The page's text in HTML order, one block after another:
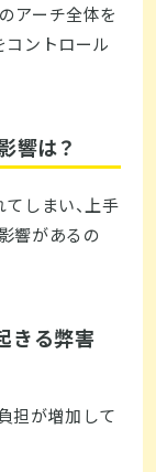
アーチ全体を
コントロール
響は？
しまい、上手
響があるの
きる弊害
担が増加して